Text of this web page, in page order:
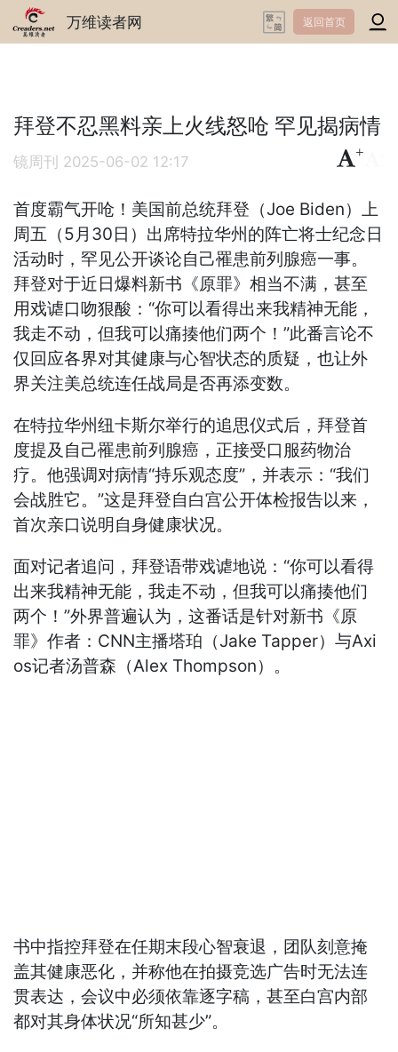
万维读者网 返回首页
拜登不忍黑料亲上火线怒呛 罕见揭病情
镜周刊 2025-06-02 12:17
+
首度霸气开呛！美国前总统拜登（Joe Biden）上
周五（5月30日）出席特拉华州的阵亡将士纪念日
活动时，罕见公开谈论自己罹患前列腺癌一事。
拜登对于近日爆料新书《原罪》相当不满，甚至
用戏谑口吻狠酸：“你可以看得出来我精神无能，
我走不动，但我可以痛揍他们两个！”此番言论不
仅回应各界对其健康与心智状态的质疑，也让外
界关注美总统连任战局是否再添变数。
在特拉华州纽卡斯尔举行的追思仪式后，拜登首
度提及自己罹患前列腺癌，正接受口服药物治
疗。他强调对病情“持乐观态度”，并表示：“我们
会战胜它。”这是拜登自白宫公开体检报告以来，
首次亲口说明自身健康状况。
面对记者追问，拜登语带戏谑地说：“你可以看得
出来我精神无能，我走不动，但我可以痛揍他们
两个！”外界普遍认为，这番话是针对新书《原
罪》作者：CNN主播塔珀（Jake Tapper）与Axi
os记者汤普森（Alex Thompson）。
书中指控拜登在任期末段心智衰退，团队刻意掩
盖其健康恶化，并称他在拍摄竞选广告时无法连
贯表达，会议中必须依靠逐字稿，甚至白宫内部
都对其身体状况“所知甚少”。